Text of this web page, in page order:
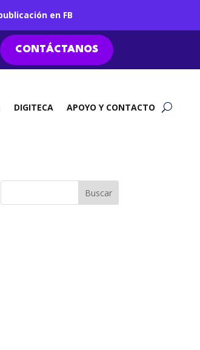
en FB
CONTÁCTANOS
DIGITECA APOYO Y CONTACTO